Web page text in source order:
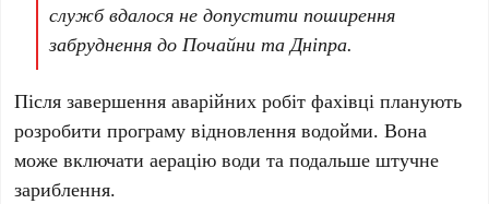
служб вдалося не допустити поширення
забруднення до Почайни та Дніпра.
Після завершення аварійних робіт фахівці планують
розробити програму відновлення водойми. Вона
може включати аерацію води та подальше штучне
зариблення.